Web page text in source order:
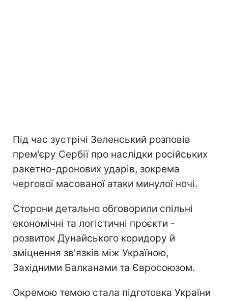
Під час зустрічі Зеленський розповів
прем'єру Сербії про наслідки російських
ракетно-дронових ударів, зокрема
чергової масованої атаки минулої ночі.
Сторони детально обговорили спільні
економічні та логістичні проєкти -
розвиток Дунайського коридору й
зміцнення зв'язків між Україною,
Західними Балканами та Євросоюзом.
Окремою темою стала підготовка України